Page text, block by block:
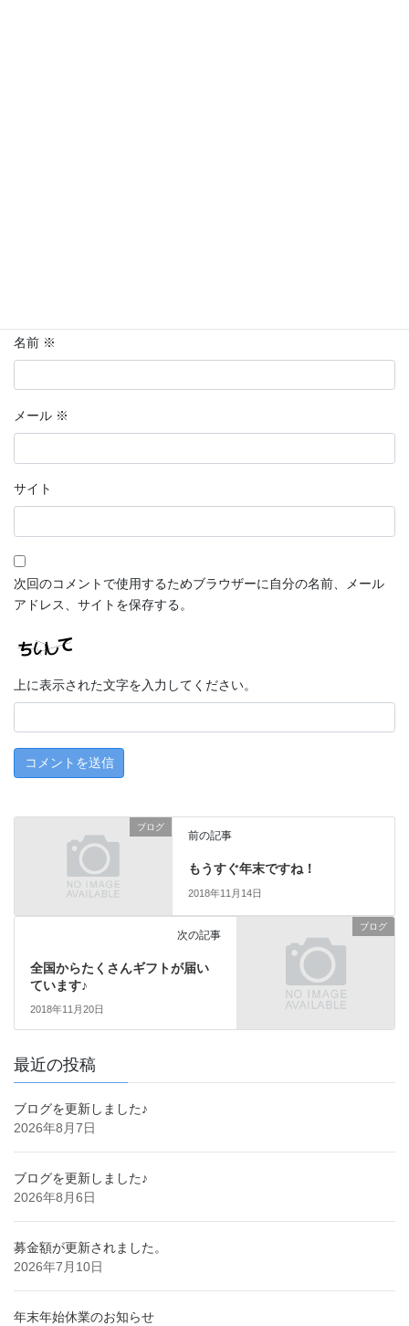
名前 ※
メール ※
サイト
次回のコメントで使用するためブラウザーに自分の名前、メール
アドレス、サイトを保存する。
上に表示された文字を入力してください。
ブログ
前の記事
もうすぐ年末ですね！
2018年11月14日
ブログ
次の記事
全国からたくさんギフトが届い
ています♪
2018年11月20日
最近の投稿
ブログを更新しました♪
2026年8月7日
ブログを更新しました♪
2026年8月6日
募金額が更新されました。
2026年7月10日
年末年始休業のお知らせ